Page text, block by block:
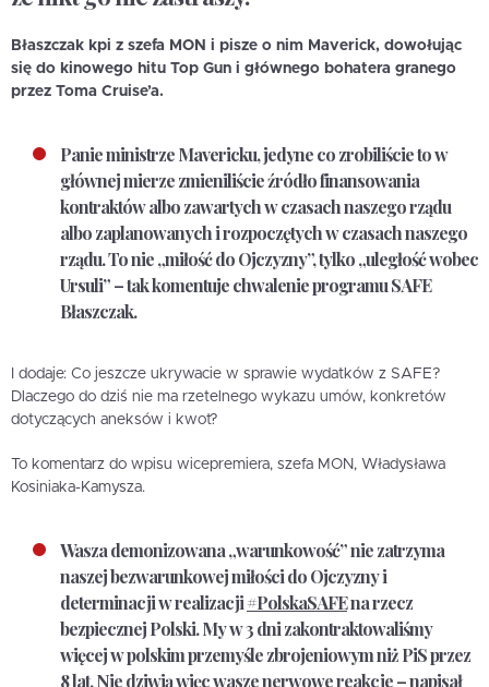
Błaszczak kpi z szefa MON i pisze o nim Maverick, dowołując
się do kinowego hitu Top Gun i głównego bohatera granego
przez Toma Cruise’a.
Panie ministrze Mavericku, jedyne co zrobiliście to w
głównej mierze zmieniliście źródło finansowania
kontraktów albo zawartych w czasach naszego rządu
albo zaplanowanych i rozpoczętych w czasach naszego
rządu. To nie „miłość do Ojczyzny”, tylko „uległość wobec
Ursuli” – tak komentuje chwalenie programu SAFE
Błaszczak.
I dodaje: Co jeszcze ukrywacie w sprawie wydatków z SAFE?
Dlaczego do dziś nie ma rzetelnego wykazu umów, konkretów
dotyczących aneksów i kwot?
To komentarz do wpisu wicepremiera, szefa MON, Władysława
Kosiniaka-Kamysza.
Wasza demonizowana „warunkowość” nie zatrzyma
naszej bezwarunkowej miłości do Ojczyzny i
determinacji w realizacji#PolskaSAFEna rzecz
bezpiecznej Polski. My w 3 dni zakontraktowaliśmy
więcej w polskim przemyśle zbrojeniowym niż PiS przez
8 lat. Nie dziwią więc wasze nerwowe reakcje – napisał